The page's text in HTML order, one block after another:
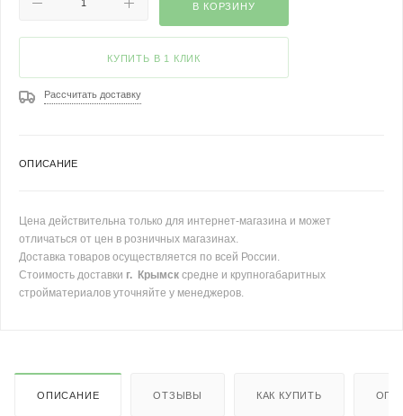
В КОРЗИНУ
КУПИТЬ В 1 КЛИК
Рассчитать доставку
ОПИСАНИЕ
Цена действительна только для интернет-магазина и может
отличаться от цен в розничных магазинах.
Доставка товаров осуществляется по всей России.
Стоимость доставки г. Крымск средне и крупногабаритных
стройматериалов уточняйте у менеджеров.
ОПИСАНИЕ ОТЗЫВЫ КАК КУПИТЬ